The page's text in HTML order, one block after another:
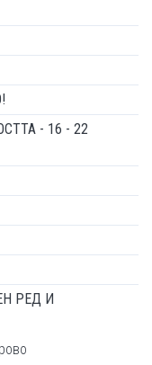
- 16 - 22
РЕД И